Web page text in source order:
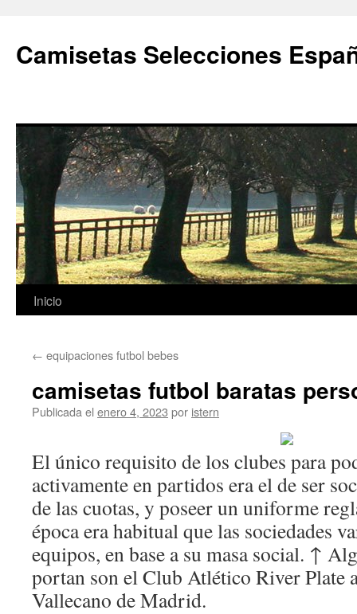
Camisetas Selecciones
Saltar
contenido
Inicio
← equipaciones futbol bebes
camisetas futbol baratas
Publicada el enero 4, 2023 por istern
El único requisito de los clubes para
activamente en partidos era el de ser
de las cuotas, y poseer un uniforme
época era habitual que las sociedades
equipos, en base a su masa social. ↑
portan son el Club Atlético River Plate
Vallecano de Madrid.